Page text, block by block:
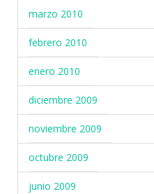
marzo 2010
febrero 2010
enero 2010
diciembre 2009
noviembre 2009
octubre 2009
junio 2009